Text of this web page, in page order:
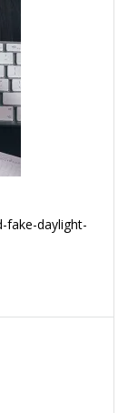
fake-daylight-